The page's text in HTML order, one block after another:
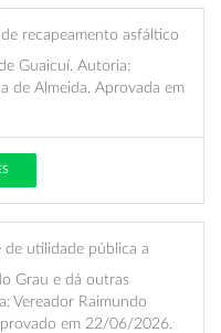
recapeamento asfáltico
Guaicuí. Autoria:
de Almeida. Aprovada em
de utilidade pública a
Grau e dá outras
Vereador Raimundo
em 22/06/2026.